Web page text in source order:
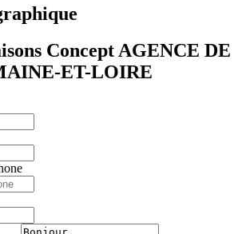
Concept AGENCE DE
ET-LOIRE